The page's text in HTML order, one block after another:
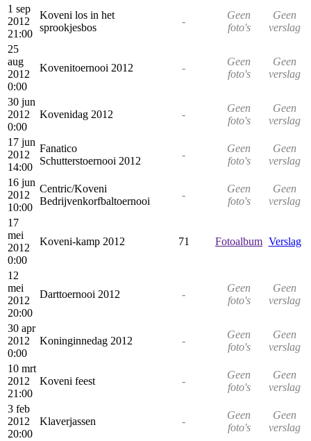
1 sep
2012
21:00
Koveni los in het
sprookjesbos
-
Geen
foto's
Geen
verslag
25
aug
2012
0:00
Kovenitoernooi 2012 -
Geen
foto's
Geen
verslag
30 jun
2012
0:00
Kovenidag 2012 -
Geen
foto's
Geen
verslag
17 jun
2012
14:00
Fanatico
Schutterstoernooi 2012
-
Geen
foto's
Geen
verslag
16 jun
2012
10:00
Centric/Koveni
Bedrijvenkorfbaltoernooi
-
Geen
foto's
Geen
verslag
17
mei
2012
0:00
Koveni-kamp 2012 71 Fotoalbum Verslag
12
mei
2012
20:00
Darttoernooi 2012 -
Geen
foto's
Geen
verslag
30 apr
2012
0:00
Koninginnedag 2012 -
Geen
foto's
Geen
verslag
10 mrt
2012
21:00
Koveni feest -
Geen
foto's
Geen
verslag
3 feb
2012
20:00
Klaverjassen -
Geen
foto's
Geen
verslag